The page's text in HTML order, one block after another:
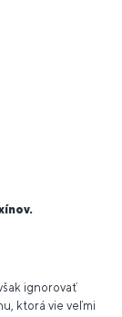
ignorovať
ktorá vie veľmi